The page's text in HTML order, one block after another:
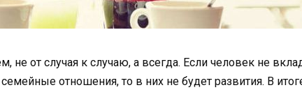
не от случая к случаю, а всегда. Если человек не
отношения, то в них не будет развития. В